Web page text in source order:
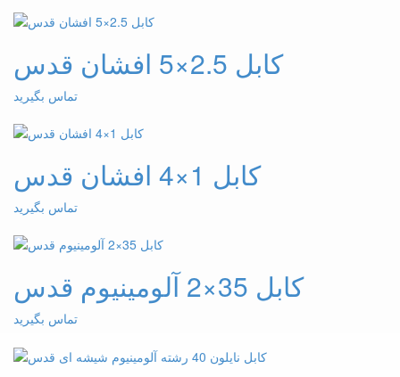
کابل 2.5×5 افشان قدس
تماس بگیرید
کابل 1×4 افشان قدس
تماس بگیرید
کابل 35×2 آلومینیوم قدس
تماس بگیرید